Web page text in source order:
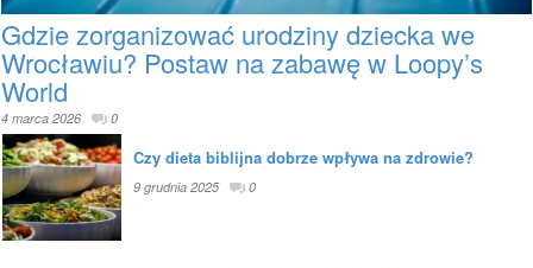
Gdzie zorganizować urodziny dziecka we
Wrocławiu? Postaw na zabawę w Loopy’s
World
4 marca 2026 0
Czy dieta biblijna dobrze wpływa na zdrowie?
9 grudnia 2025 0